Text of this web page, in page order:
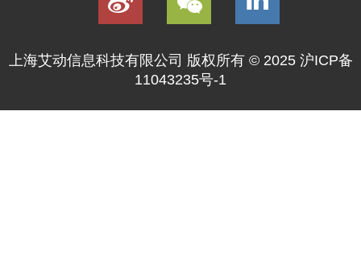
上海艾动信息科技有限公司 版权所有 © 2025 沪ICP备
11043235号-1